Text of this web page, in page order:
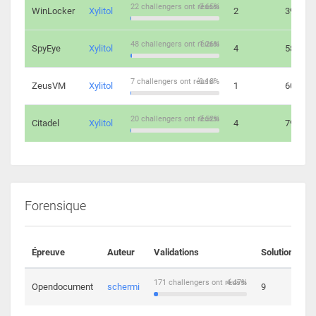
WinLocker Xylitol 0.65%
22 challengers ont réussi 2 39
SpyEye Xylitol 1.26%
48 challengers ont réussi 4 58
ZeusVM Xylitol 0.18%
7 challengers ont réussi 1 60
Citadel Xylitol 0.52%
20 challengers ont réussi 4 79
Forensique
Épreuve Auteur Validations Solutions
Opendocument schermi 4.47%
171 challengers ont réussi 9